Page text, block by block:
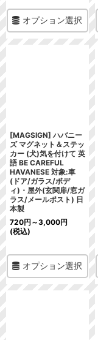
オプション選択
[MAGSIGN] ハバニー
ズ マグネット＆ステッ
カー (犬)気を付けて 英
語 BE CAREFUL
HAVANESE 対象:車
(ドア/ガラス/ボデ
ィ)・屋外(玄関扉/窓ガ
ラス/メールポスト) 日
本製
720円 ～3,000円
(税込)
オプション選択